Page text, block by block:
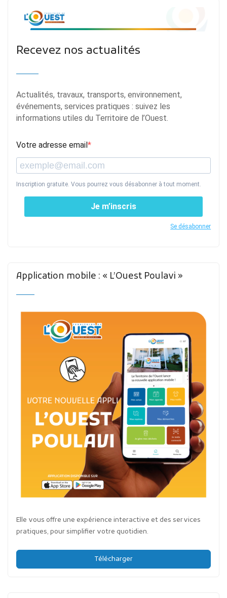
Recevez nos actualités
Actualités, travaux, transports, environnement,
événements, services pratiques : suivez les
informations utiles du Territoire de l’Ouest.
Votre adresse email
Inscription gratuite. Vous pourrez vous désabonner à tout moment.
Je m’inscris
Se désabonner
Application mobile : « L’Ouest Poulavi »
Elle vous offre une expérience interactive et des services
pratiques, pour simplifier votre quotidien.
Télécharger